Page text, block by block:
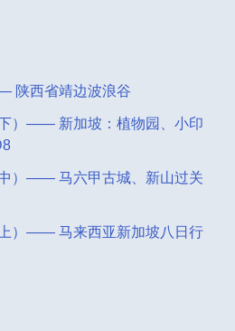
陕西省靖边波浪谷
）—— 新加坡：植物园、小印
）—— 马六甲古城、新山过关
）—— 马来西亚新加坡八日行